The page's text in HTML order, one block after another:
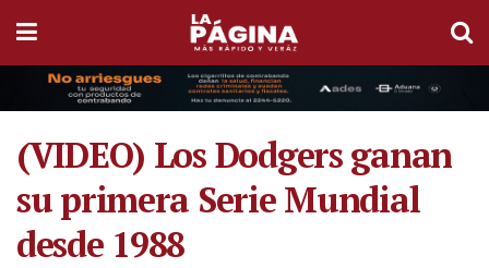
(VIDEO) Los Dodgers ganan
su primera Serie Mundial
desde 1988